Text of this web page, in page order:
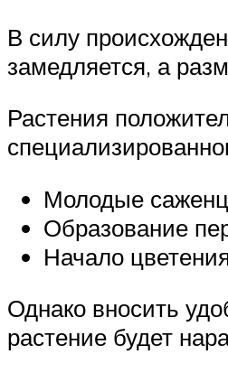
В силу
замедляется, а
Растения
Молодые
Образование
Начало
Однако вносить
растение будет